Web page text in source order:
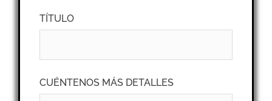
TÍTULO
CUÉNTENOS MÁS DETALLES